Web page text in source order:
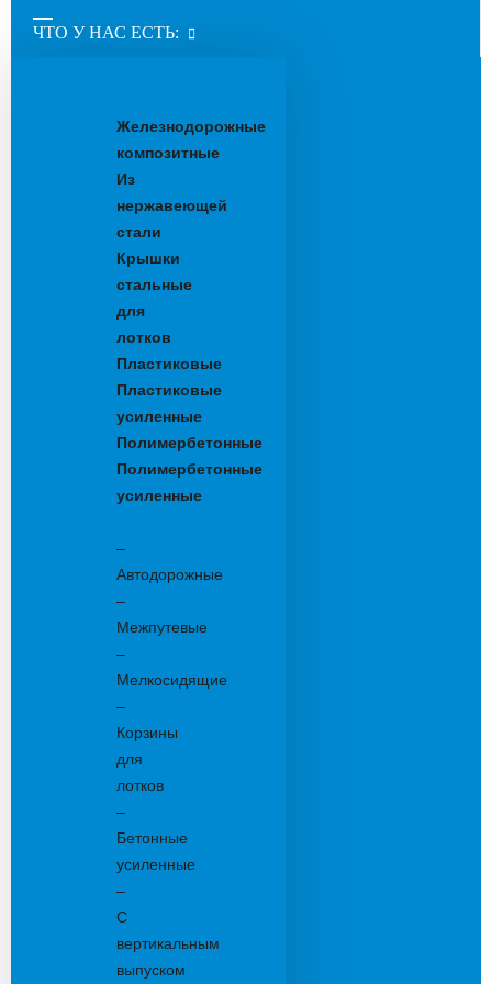
ЧТО У НАС ЕСТЬ:
Железнодорожные
композитные
Из
нержавеющей
стали
Крышки
стальные
для
лотков
Пластиковые
Пластиковые
усиленные
Полимербетонные
Полимербетонные
усиленные
–
Автодорожные
–
Межпутевые
–
Мелкосидящие
–
Корзины
для
лотков
–
Бетонные
усиленные
–
С
вертикальным
выпуском